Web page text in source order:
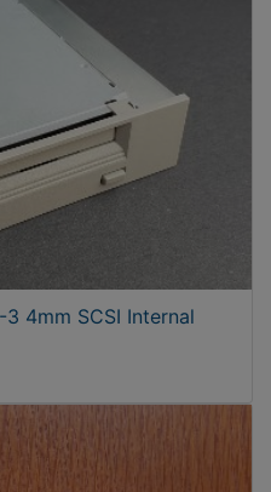
4mm SCSI Internal